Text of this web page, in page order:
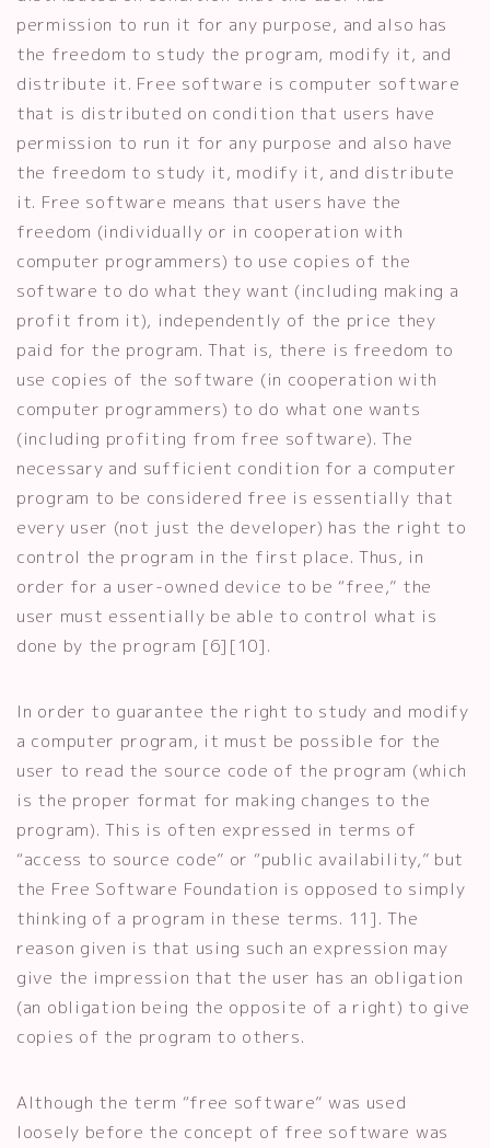
permission to run it for any purpose, and also has
the freedom to study the program, modify it, and
distribute it. Free software is computer software
that is distributed on condition that users have
permission to run it for any purpose and also have
the freedom to study it, modify it, and distribute
it. Free software means that users have the
freedom (individually or in cooperation with
computer programmers) to use copies of the
software to do what they want (including making a
profit from it), independently of the price they
paid for the program. That is, there is freedom to
use copies of the software (in cooperation with
computer programmers) to do what one wants
(including profiting from free software). The
necessary and sufficient condition for a computer
program to be considered free is essentially that
every user (not just the developer) has the right to
control the program in the first place. Thus, in
order for a user-owned device to be “free,” the
user must essentially be able to control what is
done by the program [6][10].
In order to guarantee the right to study and modify
a computer program, it must be possible for the
user to read the source code of the program (which
is the proper format for making changes to the
program). This is often expressed in terms of
“access to source code” or “public availability,” but
the Free Software Foundation is opposed to simply
thinking of a program in these terms. 11]. The
reason given is that using such an expression may
give the impression that the user has an obligation
(an obligation being the opposite of a right) to give
copies of the program to others.
Although the term “free software” was used
loosely before the concept of free software was